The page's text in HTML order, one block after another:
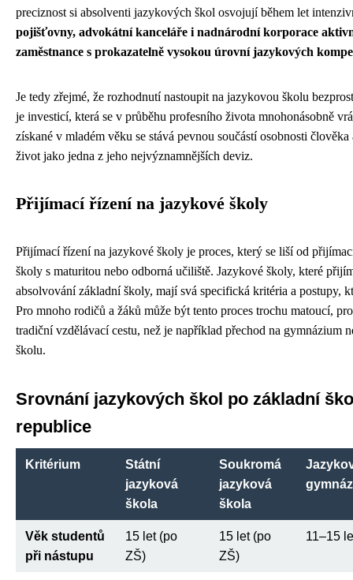
preciznost si absolventi jazykových škol osvojují během let
pojišťovny, advokátní kanceláře i nadnárodní korporace
zaměstnance s prokazatelně vysokou úrovní jazykových
Je tedy zřejmé, že rozhodnutí nastoupit na jazykovou školu
je investicí, která se v průběhu profesního života mnohonásobně
získané v mladém věku se stává pevnou součástí osobnosti
život jako jedna z jeho nejvýznamnějších deviz.
Přijímací řízení na jazykové školy
Přijímací řízení na jazykové školy je proces, který se liší od
školy s maturitou nebo odborná učiliště. Jazykové školy, které
absolvování základní školy, mají svá specifická kritéria a postupy,
Pro mnoho rodičů a žáků může být tento proces trochu matoucí,
tradiční vzdělávací cestu, než je například přechod na gymnázium
školu.
Srovnání jazykových škol po základní
republice
Kritérium
Státní
jazyková
škola
Soukromá
jazyková
škola
Věk studentů
při nástupu
15 let (po
ZŠ)
15 let (po
ZŠ)
11–15